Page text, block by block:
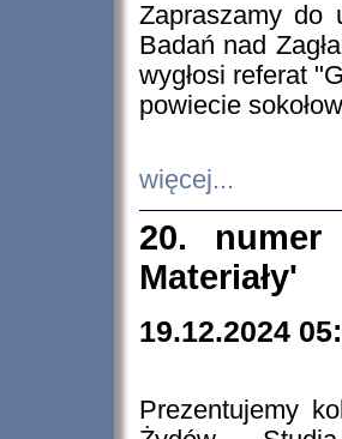
Zapraszamy do
Badań nad
wygłosi referat
powiecie
więcej...
20. numer
Materiały'
19.12.2024
Prezentujemy